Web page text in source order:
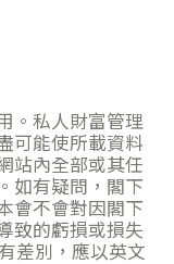
。私人財富管理
可能使所載資料
站內全部或其任
如有疑問，閣下
會不會對因閣下
致的虧損或損失
差別，應以英文